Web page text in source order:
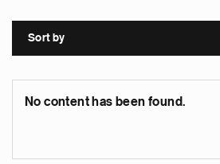
Sort by
No content has been found.